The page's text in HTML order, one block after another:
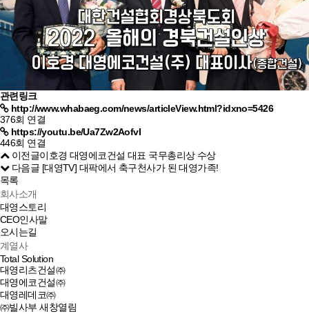
관련링크
http://www.whabaeg.com/news/articleView.html?idxno=5426
376회 연결
https://youtu.be/Ua7Zw2AofvI
446회 연결
이전글이호경 대영에코건설 대표 국무총리상 수상
다음글 [대영TV] 대팍에서 축구천사가 된 대영가족!
목록
회사소개
대영스토리
CEO인사말
오시는길
계열사
Total Solution
대영리츠건설㈜
대영에코건설㈜
대영레데코㈜
㈜빌사부새창열림